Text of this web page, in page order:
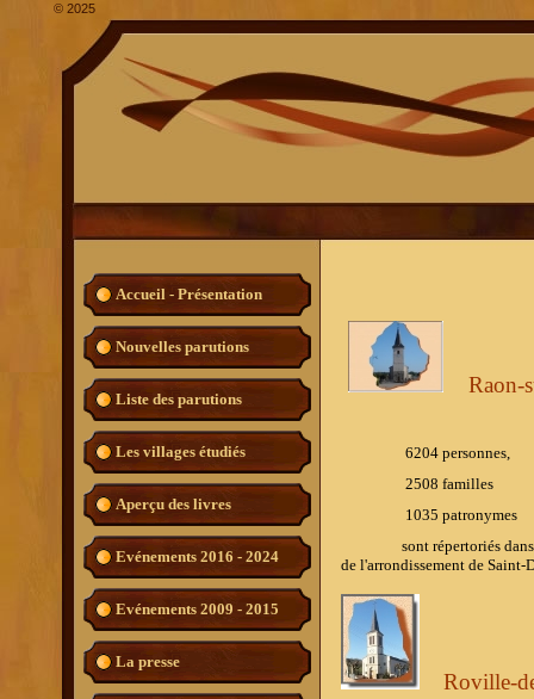
Accueil - Présentation
Nouvelles parutions
Liste des parutions
Les villages étudiés
Aperçu des livres
Evénements 2016 - 2024
Evénements 2009 - 2015
La presse
Raon-
6204 personnes,
2508 familles
1035 patronymes
sont répertoriés dans
de l'arrondissement de Saint-
Roville-
© 2025